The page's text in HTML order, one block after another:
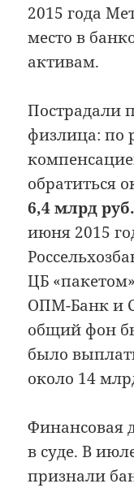
2015 года
место в
активам.
Пострадали
физлица: по
обратиться
6,4 млрд руб.
июня 2015
ЦБ
ОПМ-Банк и
общий фон
было
около 14
Финансовая
в суде. В
признали